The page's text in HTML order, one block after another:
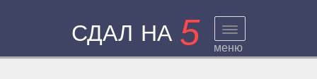
СДАЛ НА 5 меню